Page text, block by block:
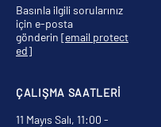
ÇALIŞMA SAATLERİ
11 Mayıs Salı, 11:00 -
Basınla ilgili sorularınız
için e-posta
gönderin [email protect
ed]